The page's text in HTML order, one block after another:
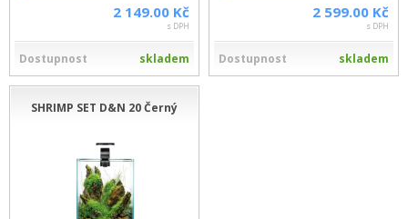
2 149.00 Kč
s DPH
Dostupnost skladem
2 599.00 Kč
s DPH
Dostupnost skladem
SHRIMP SET D&N 20 Černý